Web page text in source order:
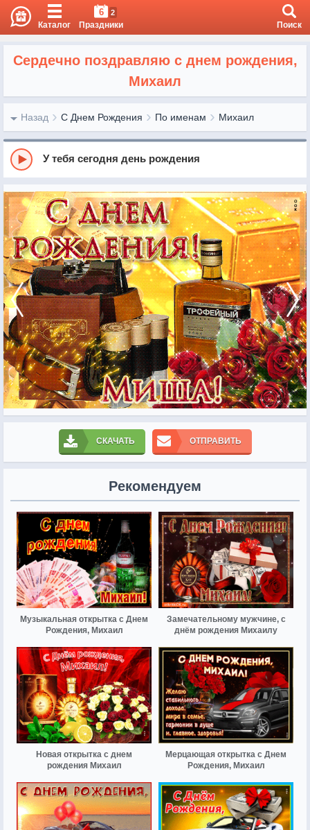
Каталог
6 2
Праздники Поиск
Сердечно поздравляю с днем рождения,
Михаил
Назад С Днем Рождения По именам Михаил
У тебя сегодня день рождения
СКАЧАТЬ ОТПРАВИТЬ
Рекомендуем
Музыкальная открытка с Днем
Рождения, Михаил
Замечательному мужчине, с
днём рождения Михаилу
Новая открытка с днем
рождения Михаил
Мерцающая открытка с Днем
Рождения, Михаил